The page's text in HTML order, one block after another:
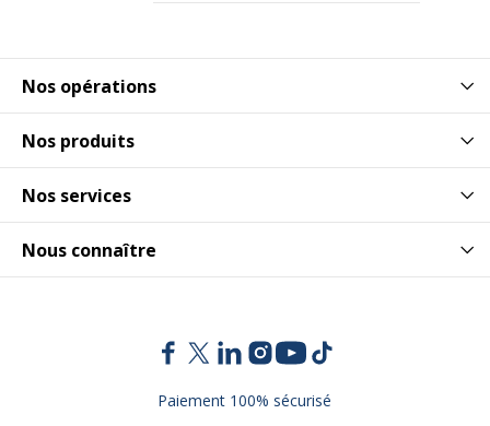
Nos opérations
Nos produits
Nos services
Nous connaître
Paiement 100% sécurisé